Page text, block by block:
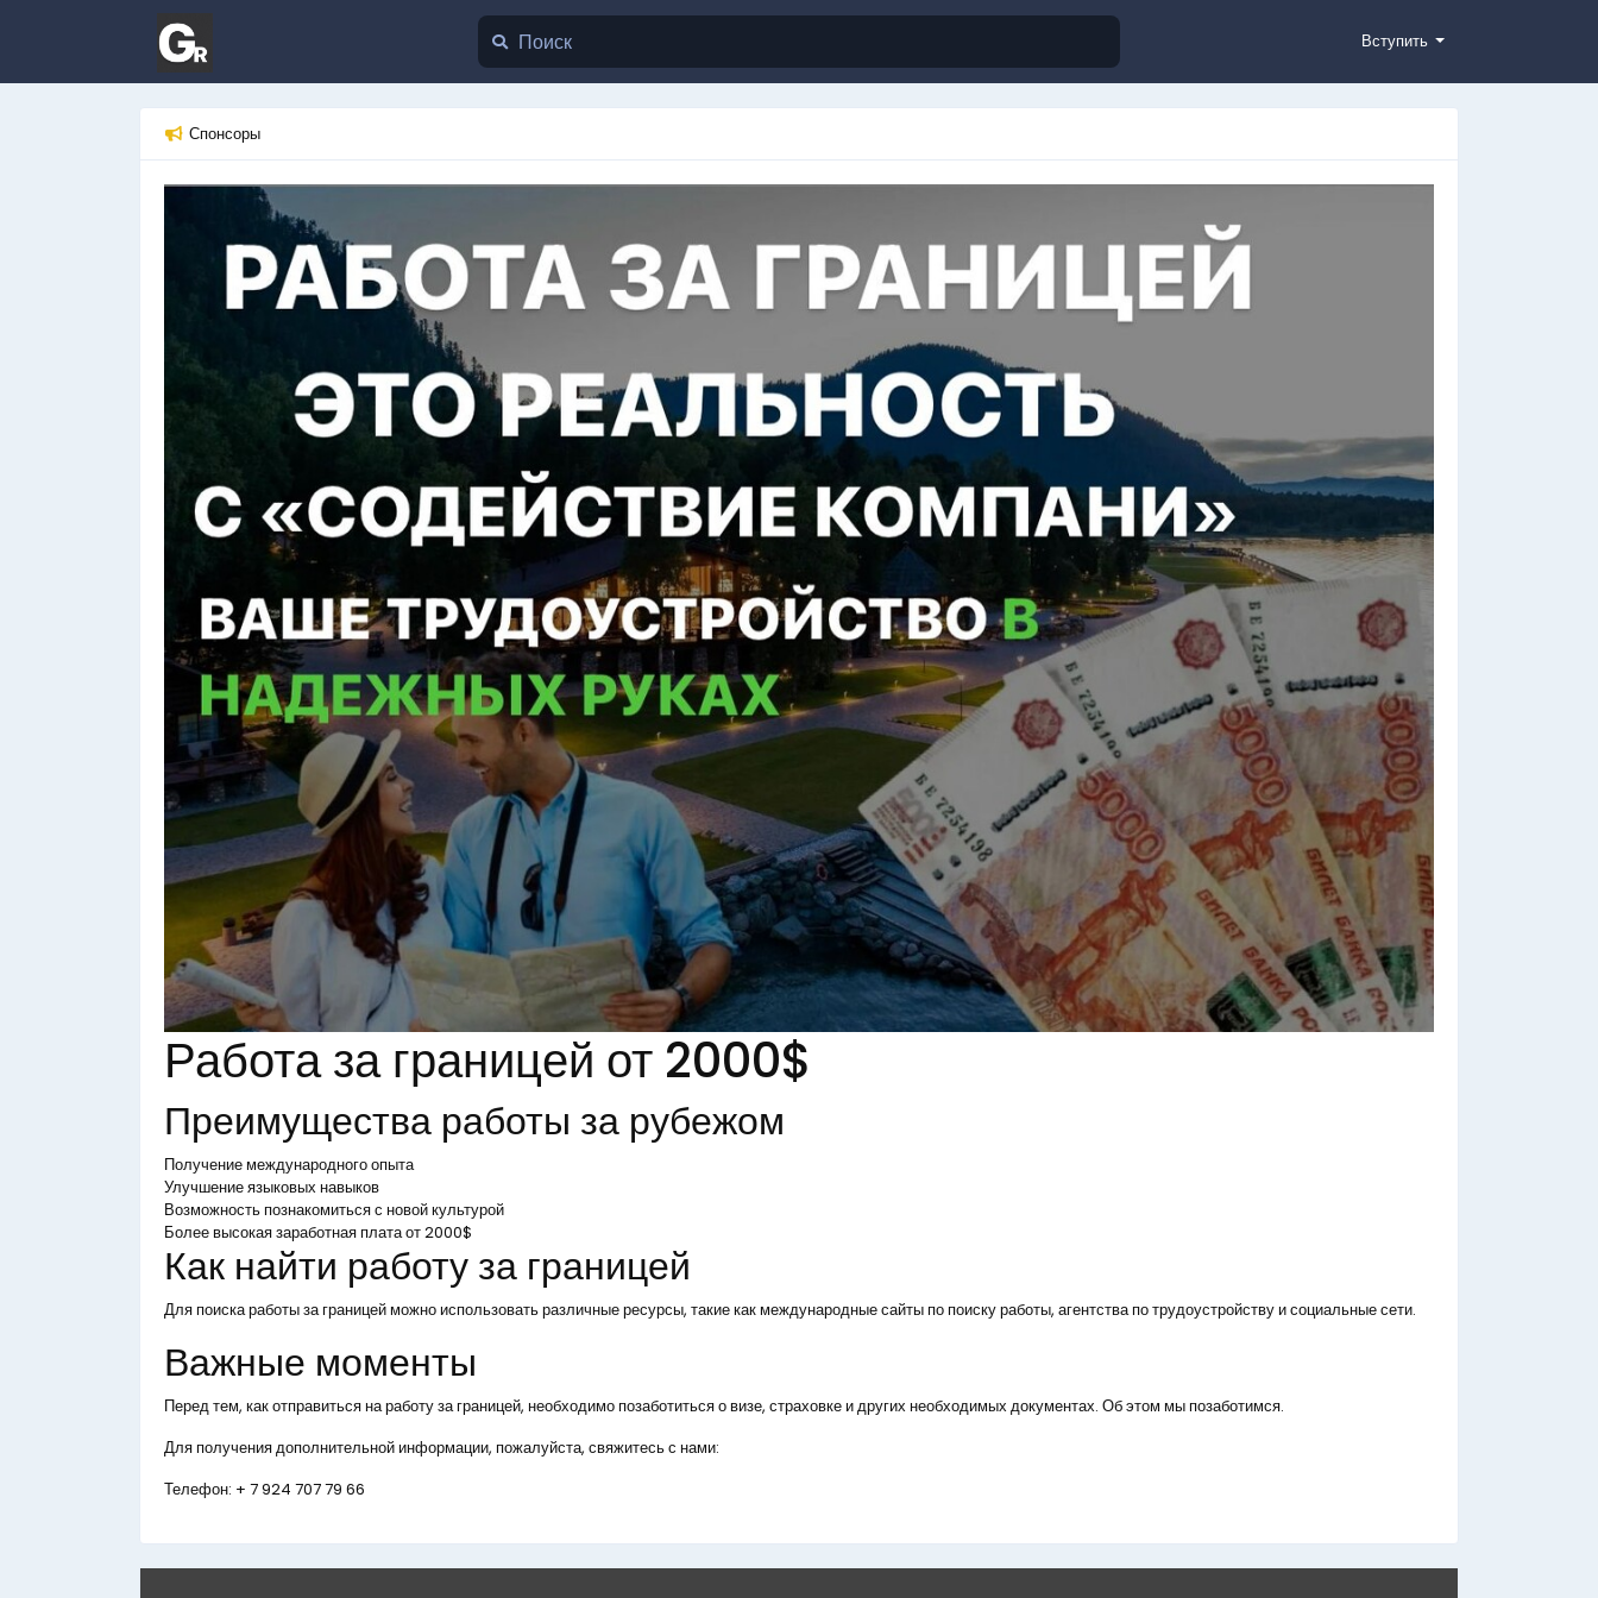
Вступить
Спонсоры
Работа за границей от 2000$
Преимущества работы за рубежом
Получение международного опыта
Улучшение языковых навыков
Возможность познакомиться с новой культурой
Более высокая заработная плата от 2000$
Как найти работу за границей
Для поиска работы за границей можно использовать различные ресурсы, такие как международные сайты по поиску работы, агентства по трудоустройству и социальные сети.
Важные моменты
Перед тем, как отправиться на работу за границей, необходимо позаботиться о визе, страховке и других необходимых документах. Об этом мы позаботимся.
Для получения дополнительной информации, пожалуйста, свяжитесь с нами:
Телефон: + 7 924 707 79 66